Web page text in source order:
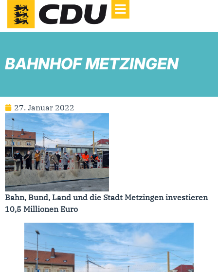
BAHNHOF METZINGEN
27. Januar 2022
Bahn, Bund, Land und die Stadt Metzingen investieren
10,5 Millionen Euro